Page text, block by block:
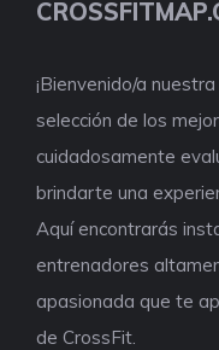
¡Bienvenido/a
selección de los
cuidadosamente
brindarte una
Aquí encontrarás
entrenadores
apasionada que te
de CrossFit.